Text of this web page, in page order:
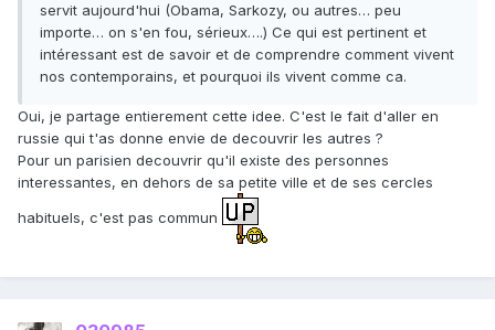
servit aujourd'hui (Obama, Sarkozy, ou autres… peu
importe… on s'en fou, sérieux….) Ce qui est pertinent et
intéressant est de savoir et de comprendre comment vivent
nos contemporains, et pourquoi ils vivent comme ca.
Oui, je partage entierement cette idee. C'est le fait d'aller en
russie qui t'as donne envie de decouvrir les autres ?
Pour un parisien decouvrir qu'il existe des personnes
interessantes, en dehors de sa petite ville et de ses cercles
habituels, c'est pas commun